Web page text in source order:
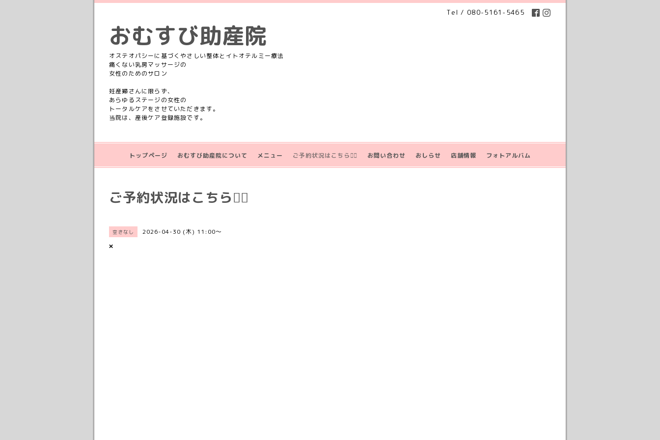
Tel / 080-5161-5465
おむすび助産院
オステオパシーに基づくやさしい整体とイトオテルミー療法
痛くない乳房マッサージの
女性のためのサロン
妊産婦さんに限らず、
あらゆるステージの女性の
トータルケアをさせていただきます。
当院は、産後ケア登録施設です。
トップページ おむすび助産院について メニュー ご予約状況はこちら💁‍♀️ お問い合わせ おしらせ 店舗情報 フォトアルバム
ご予約状況はこちら💁‍♀️
空きなし 2026-04-30 (木) 11:00～
×